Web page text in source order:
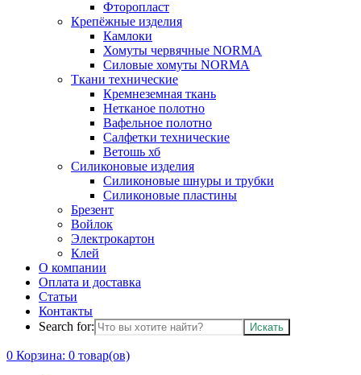
Фторопласт
Крепёжные изделия
Камлоки
Хомуты червячные NORMA
Силовые хомуты NORMA
Ткани технические
Кремнеземная ткань
Нетканое полотно
Вафельное полотно
Салфетки технические
Ветошь хб
Силиконовые изделия
Силиконовые шнуры и трубки
Силиконовые пластины
Брезент
Войлок
Электрокартон
Клей
О компании
Оплата и доставка
Статьи
Контакты
Search for:
0 Корзина: 0 товар(ов)